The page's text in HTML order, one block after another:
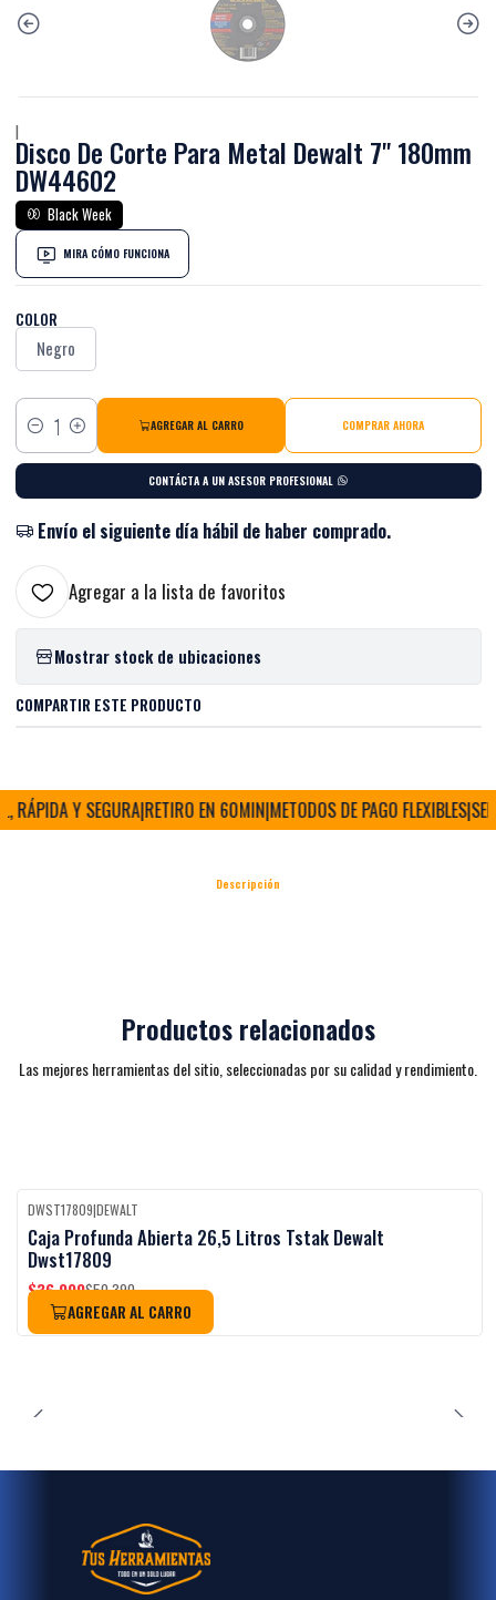
|
Disco De Corte Para Metal Dewalt 7'' 180mm
DW44602
Black Week
MIRA CÓMO FUNCIONA
COLOR
Negro
Cantidad
AGREGAR AL CARRO COMPRAR AHORA
CONTÁCTA A UN ASESOR PROFESIONAL
Envío el siguiente día hábil de haber comprado.
Agregar a la lista de favoritos
Mostrar stock de ubicaciones
COMPARTIR ESTE PRODUCTO
Y SEGURA|RETIRO EN 60MIN|METODOS DE PAGO FLEXIBLES|SEDE
Descripción
Productos relacionados
Las mejores herramientas del sitio, seleccionadas por su calidad y rendimiento.
-27%OFF Black Week
DWST17809|DEWALT
Caja Profunda Abierta 26,5 Litros Tstak Dewalt
Dwst17809
$36.990$50.390
AGREGAR AL CARRO